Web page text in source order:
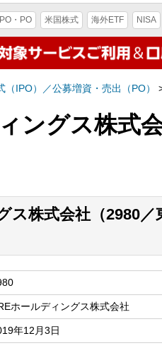
IPO・PO 米国株式 海外ETF NISA
（IPO）／公募増資・売出（PO）
ングス株式
ス株式会社（2980
ホールディングス株式会社
年12月3日